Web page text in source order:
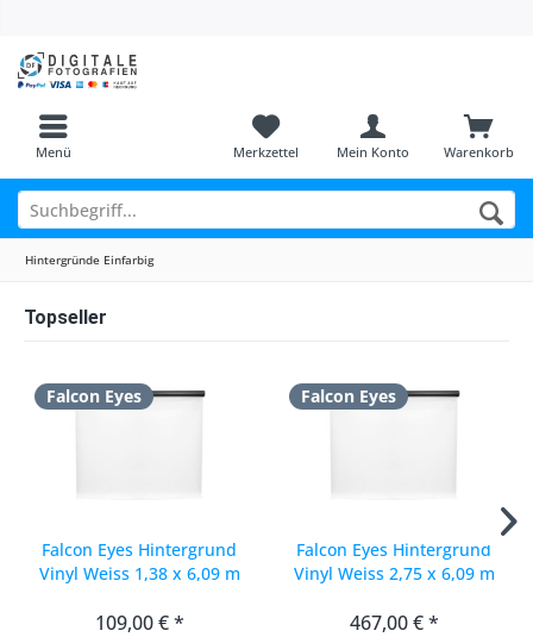
Menü Warenkorb
Merkzettel Mein Konto
Hintergründe Einfarbig
Topseller
Falcon Eyes
Falcon Eyes Hintergrund
Vinyl Weiss 1,38 x 6,09 m
109,00 € *
Falcon Eyes
Falcon Eyes Hintergrund
Vinyl Weiss 2,75 x 6,09 m
467,00 € *